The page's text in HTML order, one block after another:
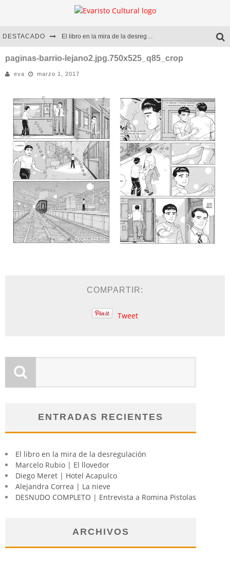
DESTACADO El libro en la mira de la desregulación
Marcelo Rubio | El llovedor
Diego Meret | Hotel Acapulco
Alejandra Correa | La nieve
paginas-barrio-lejano2.jpg.750x525_q85_crop
eva marzo 1, 2017
COMPARTIR:
Tweet
ENTRADAS RECIENTES
El libro en la mira de la desregulación
Marcelo Rubio | El llovedor
Diego Meret | Hotel Acapulco
Alejandra Correa | La nieve
DESNUDO COMPLETO | Entrevista a Romina Pistolas
ARCHIVOS